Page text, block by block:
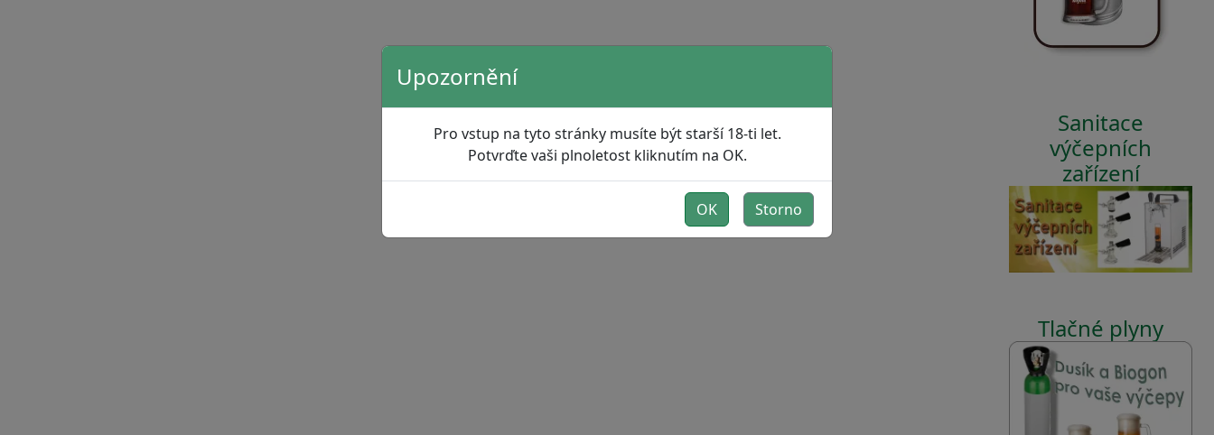
Sanitace
výčepních
zařízení
Tlačné plyny
Upozornění
Pro vstup na tyto stránky musíte být starší 18-ti let.
Potvrďte vaši plnoletost kliknutím na OK.
OK Storno